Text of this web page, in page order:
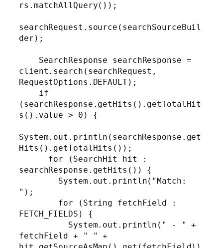
rs.matchAllQuery());
searchRequest.source(searchSourceBuil
der);
client.search(searchRequest,
RequestOptions.DEFAULT);
(searchResponse.getHits().getTotalHit
s().value > 0) {
System.out.println(searchResponse.get
Hits().getTotalHits());
searchResponse.getHits()) {
");
FETCH_FIELDS) {
fetchField + " " +